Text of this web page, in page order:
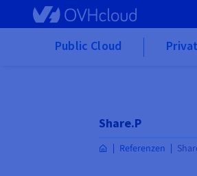
Skip to main content
Public Cloud
Share.P
Referenzen